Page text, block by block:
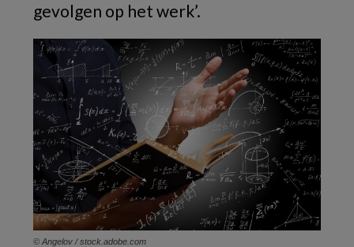
gevolgen op het werk’.
© Angelov / stock.adobe.com